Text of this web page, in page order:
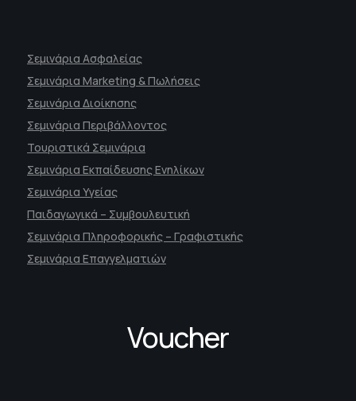
Σεμινάρια Ασφαλείας
Σεμινάρια Marketing & Πωλήσεις
Σεμινάρια Διοίκησης
Σεμινάρια Περιβάλλοντος
Τουριστικά Σεμινάρια
Σεμινάρια Εκπαίδευσης Ενηλίκων
Σεμινάρια Υγείας
Παιδαγωγικά – Συμβουλευτική
Σεμινάρια Πληροφορικής – Γραφιστικής
Σεμινάρια Επαγγελματιών
Voucher